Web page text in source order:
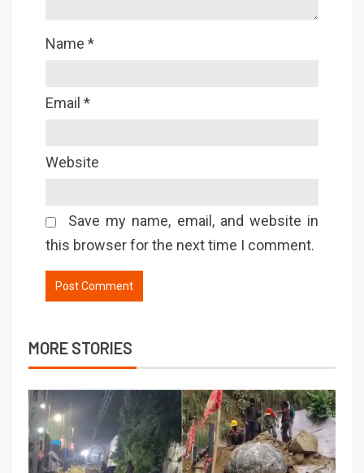
Name *
Email *
Website
Save my name, email, and website in
this browser for the next time I comment.
MORE STORIES